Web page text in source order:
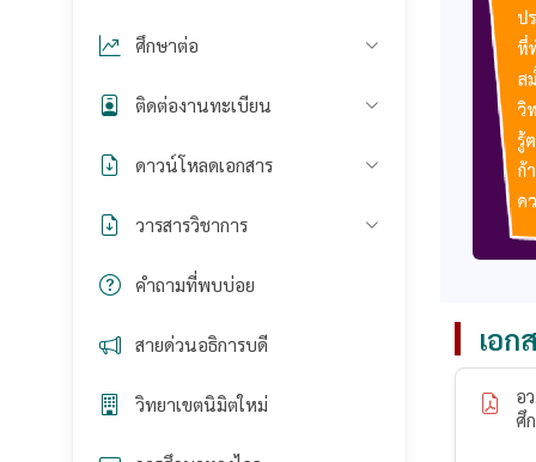
ศึกษาต่อ
ติดต่องานทะเบียน
ดาวน์โหลดเอกสาร
วารสารวิชาการ
คำถามที่พบบ่อย
สายด่วนอธิการบดี
วิทยาเขตนิมิตใหม่
เอก
อ
ศึ